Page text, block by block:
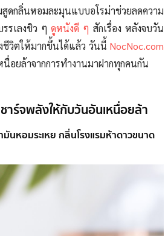
ดกลิ่นหอมละมุนแบบอโรม่าช่วยลดความ
รรเลงชิว ๆดูหนังดี ๆ สักเรื่อง หลังจบวัน
ชีวิตให้มากขึ้นได้แล้ว วันนี้ NocNoc.com
นื่อยล้าจากการทำงานมาฝากทุกคนกัน
าร์จพลังให้กับวันอันเหนื่อยล้า
นหอมระเหย กลิ่นโรงแรมห้าดาวขนาด